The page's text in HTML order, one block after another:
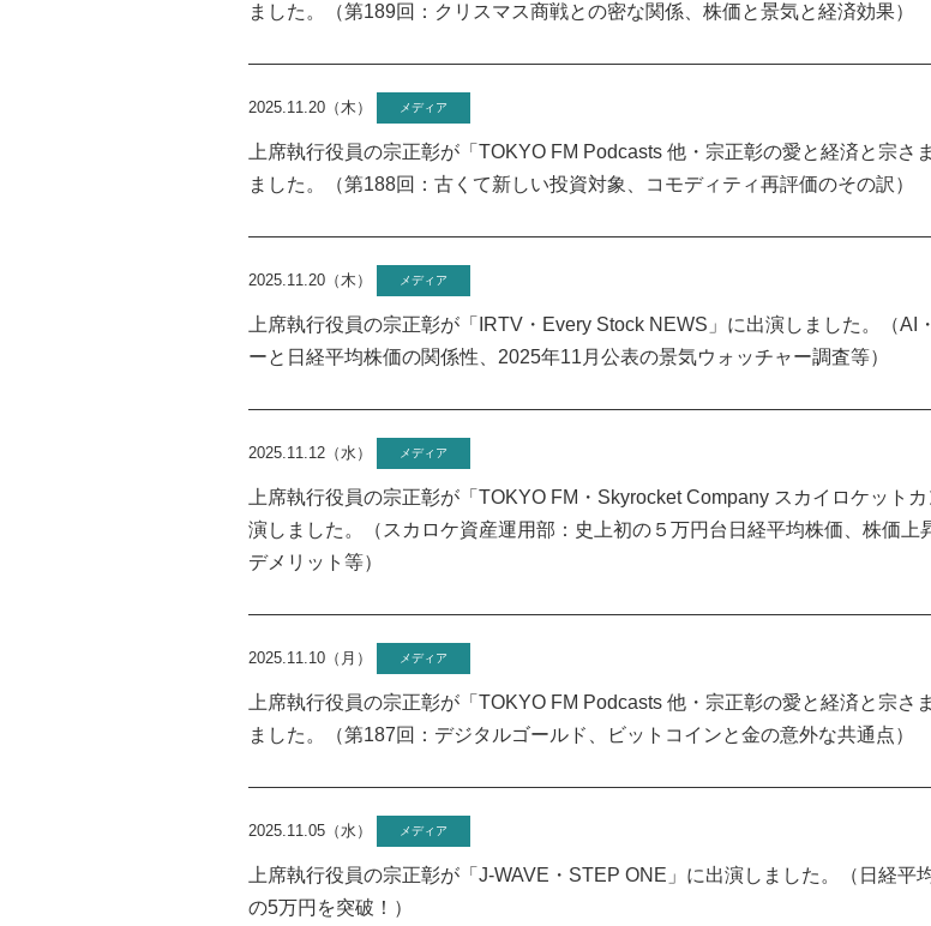
ました。（第189回：クリスマス商戦との密な関係、株価と景気と経済効果）
2025.11.20（木） メディア
上席執行役員の宗正彰が「TOKYO FM Podcasts 他・宗正彰の愛と経済と宗さ
ました。（第188回：古くて新しい投資対象、コモディティ再評価のその訳）
2025.11.20（木） メディア
上席執行役員の宗正彰が「IRTV・Every Stock NEWS」に出演しました。（AI
ーと日経平均株価の関係性、2025年11月公表の景気ウォッチャー調査等）
2025.11.12（水） メディア
上席執行役員の宗正彰が「TOKYO FM・Skyrocket Company スカイロケット
演しました。（スカロケ資産運用部：史上初の５万円台日経平均株価、株価上
デメリット等）
2025.11.10（月） メディア
上席執行役員の宗正彰が「TOKYO FM Podcasts 他・宗正彰の愛と経済と宗さ
ました。（第187回：デジタルゴールド、ビットコインと金の意外な共通点）
2025.11.05（水） メディア
上席執行役員の宗正彰が「J-WAVE・STEP ONE」に出演しました。（日経平
の5万円を突破！）